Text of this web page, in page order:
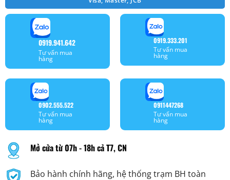
0919.941.642
Tư vấn mua
hàng
0919.333.201
Tư vấn mua
hàng
0902.555.522
Tư vấn mua
hàng
0911447268
Tư vấn mua
hàng
Mở cửa từ 07h - 18h cả T7, CN
Bảo hành chính hãng, hệ thống trạm BH toàn